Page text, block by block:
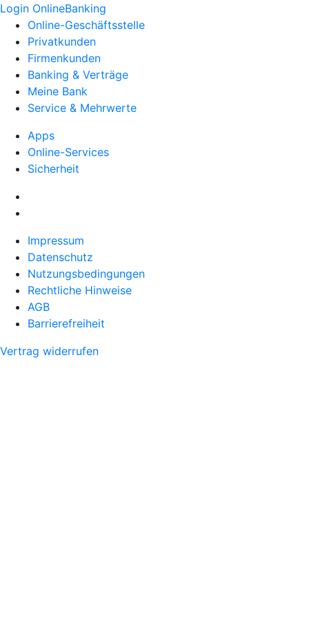
Login OnlineBanking
Online-Geschäftsstelle
Privatkunden
Firmenkunden
Banking & Verträge
Meine Bank
Service & Mehrwerte
Apps
Online-Services
Sicherheit
Impressum
Datenschutz
Nutzungsbedingungen
Rechtliche Hinweise
AGB
Barrierefreiheit
Vertrag widerrufen